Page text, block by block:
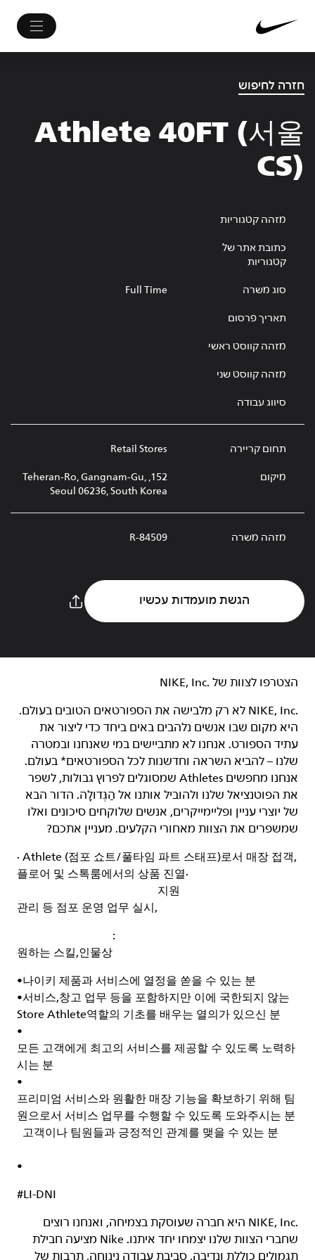
חזרה לחיפוש
Athlete 40FT (서울
CS)
מזהה קטגוריות
כתובת אתר של
קטגוריות
סוג משרה Full Time
תאריך פרסום
מזהה קווסט ראשי
מזהה קווסט שני
סיווג עבודה
תחום קריירה Retail Stores
מיקום
152, Teheran-Ro, Gangnam-Gu,
Seoul 06236, South Korea
מזהה משרה R-84509
הגשת מועמדות עכשיו
הצטרפו לצוות של NIKE, Inc.‎‏
NIKE, Inc.‎ לא רק מלבישה את הספורטאים הטובים בעולם.
היא מקום שבו אנשים נלהבים באים ביחד כדי ליצור את
עתיד הספורט. אנחנו לא מתביישים במי שאנחנו ובמטרה
שלנו – להביא השראה וחדשנות לכל הספורטאים* בעולם.
אנחנו מחפשים Athletes שמסוגלים לפרוץ גבולות, לשפר
את הפוטנציאל שלנו ולהוביל אותנו אל הַגְּדוּלָה. הדור הבא
של יוצרי עניין ופליימייקרים, אנשים שלוקחים סיכונים ואלו
שמשפרים את הצוות מאחורי הקלעים. מעניין אתכם?
· Athlete (점포 쇼트/풀타임 파트 스태프)로서 매장 접객,
플로어 및 스톡룸에서의 상품 진열·
관리 등 점포 운영 업무 실시 ,
지원
원하는 스킬,인물상
:
•나이키 제품과 서비스에 열정을 쏟을 수 있는 분
•서비스,창고 업무 등을 포함하지만 이에 국한되지 않는
Store Athlete역할의 기초를 배우는 열의가 있으신 분
•
모든 고객에게 최고의 서비스를 제공할 수 있도록 노력하
시는 분
•
프리미엄 서비스와 원활한 매장 기능을 확보하기 위해 팀
원으로서 서비스 업무를 수행할 수 있도록 도와주시는 분
•
고객이나 팀원들과 긍정적인 관계를 맺을 수 있는 분
#LI-DNI
‏NIKE, Inc.‎ היא חברה שעוסקת בצמיחה, ואנחנו רוצים
שחברי הצוות שלנו יצמחו יחד איתנו. Nike מציעה חבילת
תגמולים כוללת ונדיבה, סביבת עבודה נינוחה, תרבות של